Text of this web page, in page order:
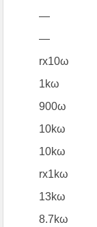
―
―
rx10ω
1kω
900ω
10kω
10kω
rx1kω
13kω
8.7kω